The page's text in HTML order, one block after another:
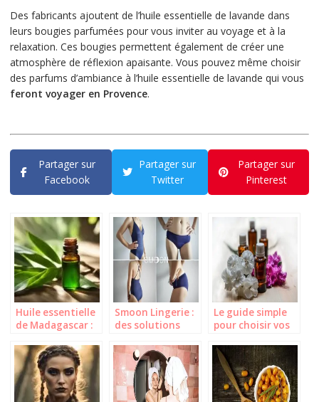
Des fabricants ajoutent de l’huile essentielle de lavande dans
leurs bougies parfumées pour vous inviter au voyage et à la
relaxation. Ces bougies permettent également de créer une
atmosphère de réflexion apaisante. Vous pouvez même choisir
des parfums d’ambiance à l’huile essentielle de lavande qui vous
feront voyager en Provence.
Partager sur
Facebook
Partager sur
Twitter
Partager sur
Pinterest
Huile essentielle
de Madagascar :
pour votre
beauté ?
Smoon Lingerie :
des solutions
allient élégance
et praticité
Le guide simple
pour choisir vos
essentielles bio